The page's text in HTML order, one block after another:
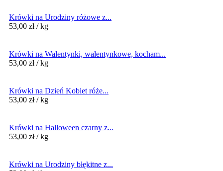
Krówki na Urodziny różowe z...
53,00 zł / kg
Krówki na Walentynki, walentynkowe, kocham...
53,00 zł / kg
Krówki na Dzień Kobiet róże...
53,00 zł / kg
Krówki na Halloween czarny z...
53,00 zł / kg
Krówki na Urodziny błękitne z...